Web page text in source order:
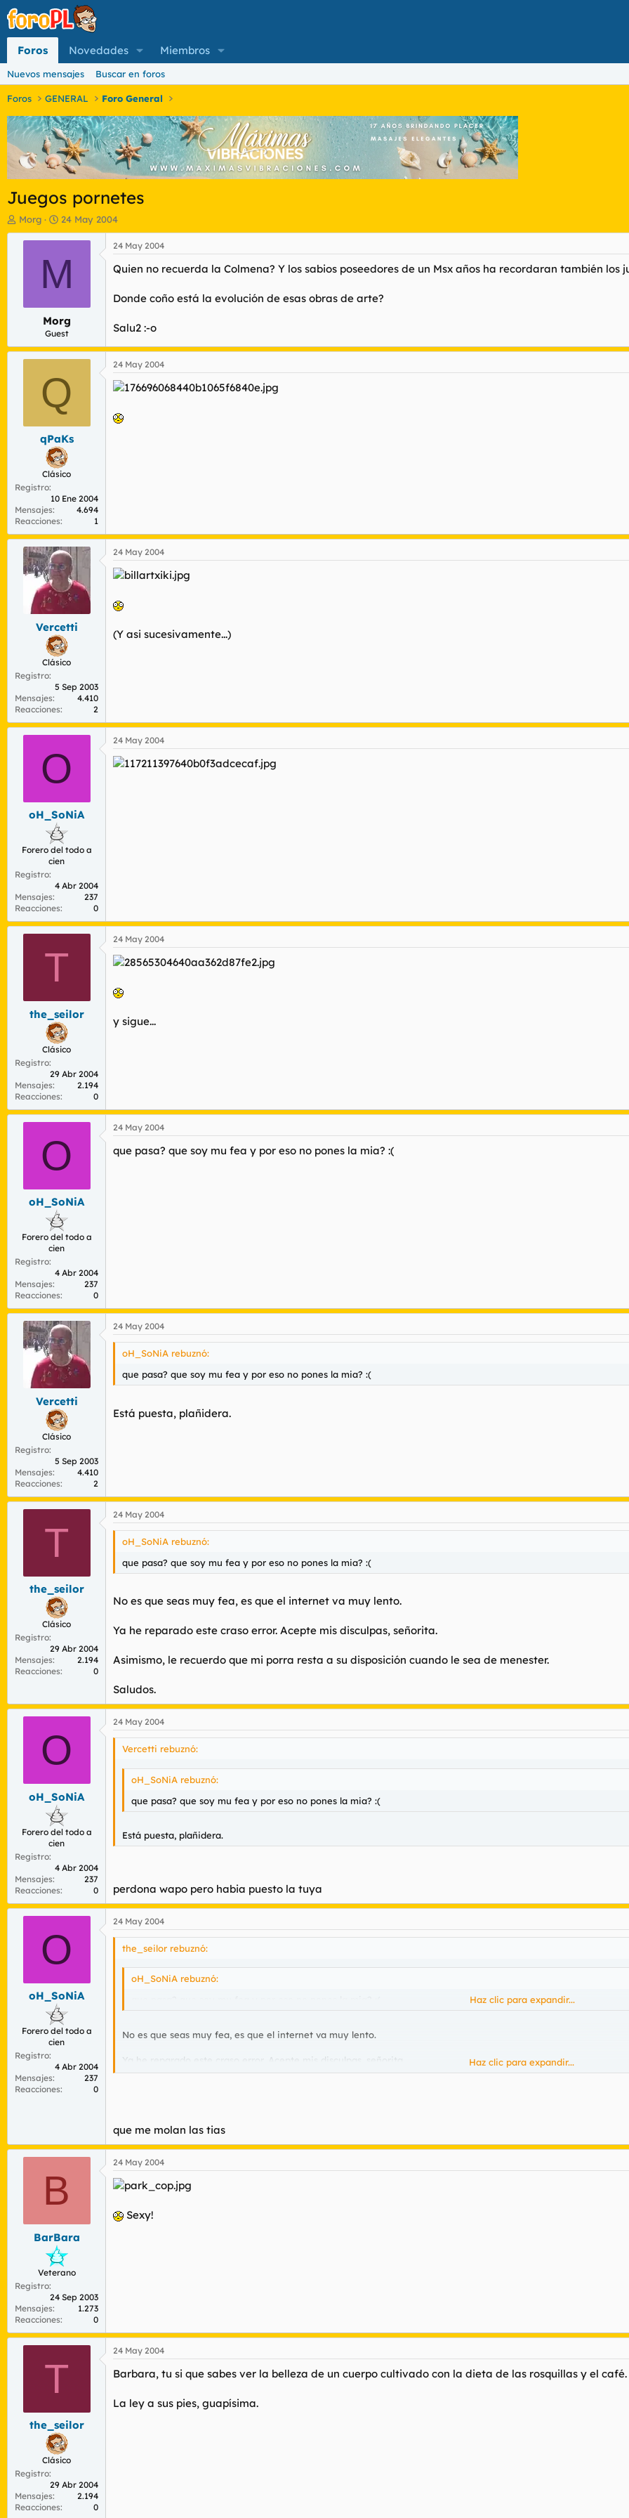
Foros Novedades Miembros
Nuevos mensajes Buscar en foros
Foros GENERAL Foro General
Juegos pornetes
I
n
o
e
Morg
F
e
c
a
d
i
n
i
c
i
24 May 2004
M
Morg
Guest
24 May 2004
Quien no recuerda la Colmena? Y los sabios poseedores de un Msx años ha recordaran también
Donde coño está la evolución de esas obras de arte?
Salu2 :-o
Q
qPaKs
Clásico
Registro
10 Ene 2004
Mensajes
4.694
Reacciones
1
24 May 2004
Vercetti
Clásico
Registro
5 Sep 2003
Mensajes
4.410
Reacciones
2
24 May 2004
(Y asi sucesivamente...)
O
oH_SoNiA
Forero del todo a
cien
Registro
4 Abr 2004
Mensajes
237
Reacciones
0
24 May 2004
T
the_seilor
Clásico
Registro
29 Abr 2004
Mensajes
2.194
Reacciones
0
24 May 2004
y sigue...
O
oH_SoNiA
Forero del todo a
cien
Registro
4 Abr 2004
Mensajes
237
Reacciones
0
24 May 2004
que pasa? que soy mu fea y por eso no pones la mia? :(
Vercetti
Clásico
Registro
5 Sep 2003
Mensajes
4.410
Reacciones
2
24 May 2004
oH_SoNiA rebuznó:
que pasa? que soy mu fea y por eso no pones la mia? :(
Está puesta, plañidera.
T
the_seilor
Clásico
Registro
29 Abr 2004
Mensajes
2.194
Reacciones
0
24 May 2004
oH_SoNiA rebuznó:
que pasa? que soy mu fea y por eso no pones la mia? :(
No es que seas muy fea, es que el internet va muy lento.
Ya he reparado este craso error. Acepte mis disculpas, señorita.
Asimismo, le recuerdo que mi porra resta a su disposición cuando le sea de menester.
Saludos.
O
oH_SoNiA
Forero del todo a
cien
Registro
4 Abr 2004
Mensajes
237
Reacciones
0
24 May 2004
Vercetti rebuznó:
oH_SoNiA rebuznó:
que pasa? que soy mu fea y por eso no pones la mia? :(
Está puesta, plañidera.
perdona wapo pero habia puesto la tuya
O
oH_SoNiA
Forero del todo a
cien
Registro
4 Abr 2004
Mensajes
237
Reacciones
0
24 May 2004
the_seilor rebuznó:
oH_SoNiA rebuznó:
Haz clic para expandir...
No es que seas muy fea, es que el internet va muy lento.
Ya he reparado este craso error. Acepte mis disculpas, señorita. Haz clic para expandir...
que me molan las tias
B
BarBara
Veterano
Registro
24 Sep 2003
Mensajes
1.273
Reacciones
0
24 May 2004
Sexy!
T
the_seilor
Clásico
Registro
29 Abr 2004
Mensajes
2.194
Reacciones
0
24 May 2004
Barbara, tu si que sabes ver la belleza de un cuerpo cultivado con la dieta de las rosquillas y el café.
La ley a sus pies, guapísima.